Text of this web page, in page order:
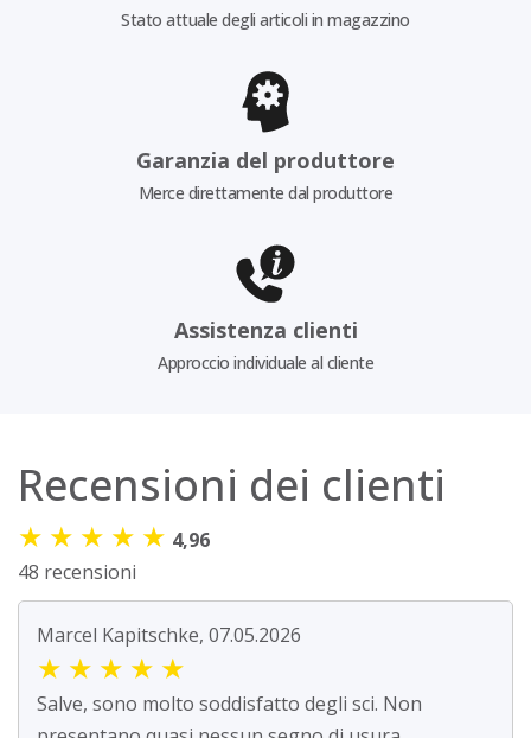
Stato attuale degli articoli in magazzino
Garanzia del produttore
Merce direttamente dal produttore
Assistenza clienti
Approccio individuale al cliente
Recensioni dei clienti
★ ★ ★ ★ ★ 4,96
48 recensioni
Marcel Kapitschke, 07.05.2026
★ ★ ★ ★ ★
Salve, sono molto soddisfatto degli sci. Non